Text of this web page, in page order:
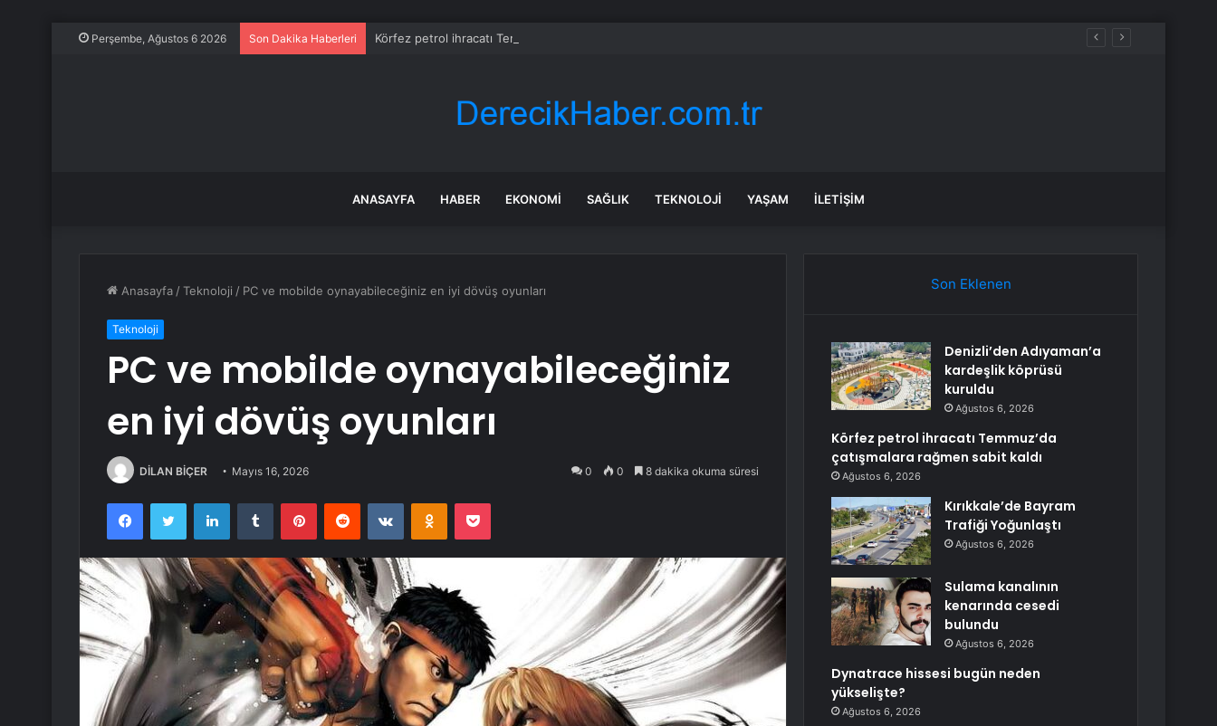
Perşembe, Ağustos 6 2026 Son Dakika Haberleri Körfez petrol ihracatı Temmuz’da çatışmalara rağmen sabit kaldı
ANASAYFA HABER EKONOMI SAĞLIK TEKNOLOJI YAŞAM İLETIŞIM
Anasayfa /Teknoloji / PC ve mobilde oynayabileceğiniz en iyi dövüş oyunları
Teknoloji
PC ve mobilde oynayabileceğiniz
en iyi dövüş oyunları
DİLAN BİÇER Mayıs 16, 2026 0 0 8 dakika okuma süresi
FacebookTwitter LinkedInTumblr PinterestReddit VKontakteOdnoklassniki
Pocket
Son Eklenen
Denizli’den Adıyaman’a
kardeşlik köprüsü
kuruldu
Ağustos 6, 2026
Körfez petrol ihracatı Temmuz’da
çatışmalara rağmen sabit kaldı
Ağustos 6, 2026
Kırıkkale’de Bayram
Trafiği Yoğunlaştı
Ağustos 6, 2026
Sulama kanalının
kenarında cesedi
bulundu
Ağustos 6, 2026
Dynatrace hissesi bugün neden
yükselişte?
Ağustos 6, 2026